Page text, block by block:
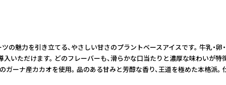
を引き立てる、やさしい甘さのプラントベースアイスです。 牛
ます。 どのフレーバーも、滑らかな口当たりと濃厚な味わいが
産カカオを使用。 品のある甘みと芳醇な香り、王道を極めた本格派。